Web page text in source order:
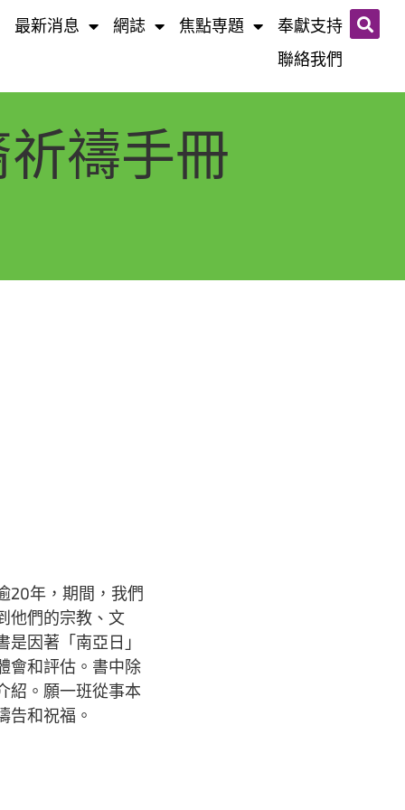
最新消息 網誌​ 焦點専題
奉獻支持
聯絡我們
禱手冊
20年，期間，我們
他們的宗教、文
因著「南亞日」
會和評估。書中除
紹。願一班從事本
告和祝福。